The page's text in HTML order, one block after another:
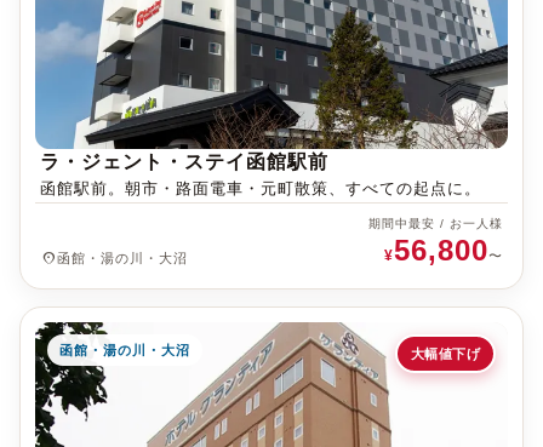
ラ・ジェント・ステイ函館駅前
函館駅前。朝市・路面電車・元町散策、すべての起点に。
place函館・湯の川・大沼
期間中最安 / お一人様
¥56,800〜
函館・湯の川・大沼 大幅値下げ